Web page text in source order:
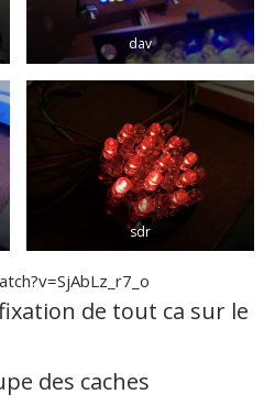
dav
sdr
de tout ca sur le
des caches